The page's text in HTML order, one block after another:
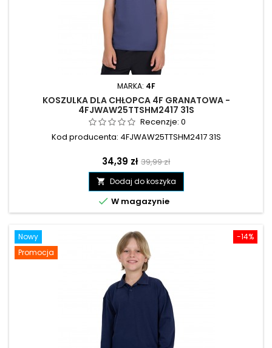
MARKA: 4F
KOSZULKA DLA CHŁOPCA 4F GRANATOWA -
4FJWAW25TTSHM2417 31S
Recenzje: 0
Kod producenta: 4FJWAW25TTSHM2417 31S
Cena
34,39 zł Cena
podstawowa
39,99 zł
 Dodaj do koszyka
 W magazynie
-14%
Nowy
Promocja